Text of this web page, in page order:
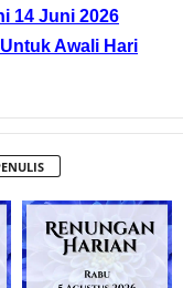
14 Juni 2026
Awali Hari